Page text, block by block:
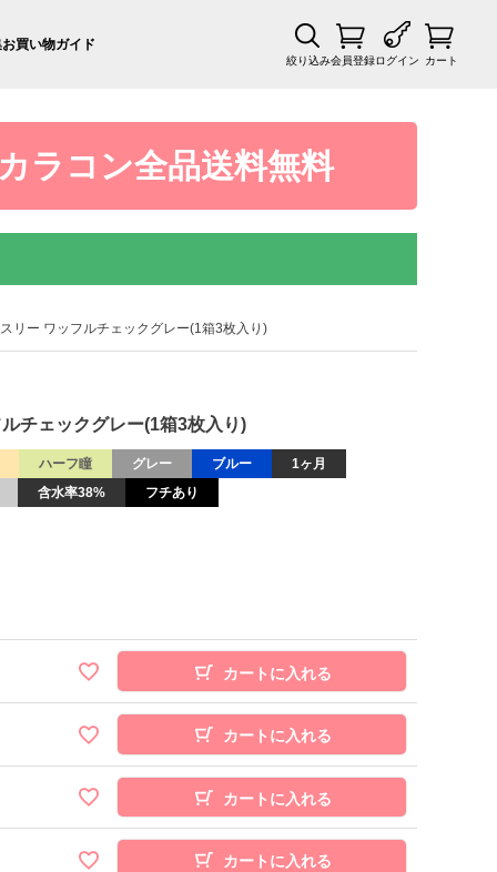
お買い物ガイド
絞り込み会員登録ログイン カート
カラコン全品送料無料
リー ワッフルチェックグレー(1箱3枚入り)
チェックグレー(1箱3枚入り)
ハーフ瞳 グレー ブルー
1ヶ月
含水率38% フチあり
カートに入れる
カートに入れる
カートに入れる
カートに入れる